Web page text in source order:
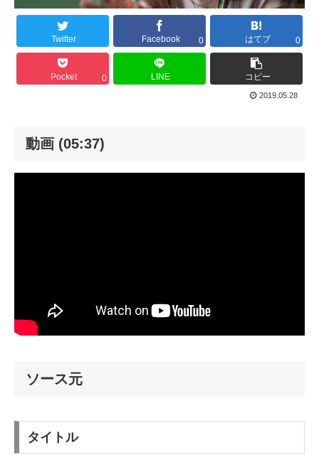
Twitter Facebook 0 はてブ 0
Pocket 0 LINE コピー
2019.05.28
動画 (05:37)
ソース元
タイトル